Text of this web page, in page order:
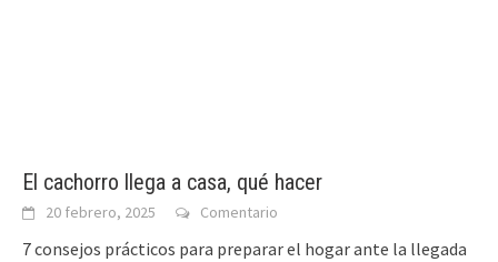
El cachorro llega a casa, qué hacer
20 febrero, 2025 Comentario
7 consejos prácticos para preparar el hogar ante la llegada